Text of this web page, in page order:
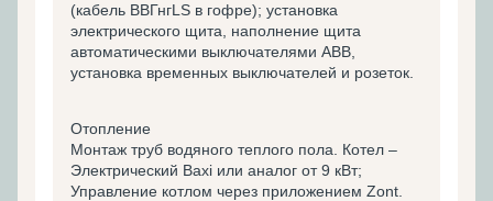
(кабель ВВГнгLS в гофре); установка
электрического щита, наполнение щита
автоматическими выключателями ABB,
установка временных выключателей и розеток.
Отопление
Монтаж труб водяного теплого пола. Котел –
Электрический Baxi или аналог от 9 кВт;
Управление котлом через приложением Zont.